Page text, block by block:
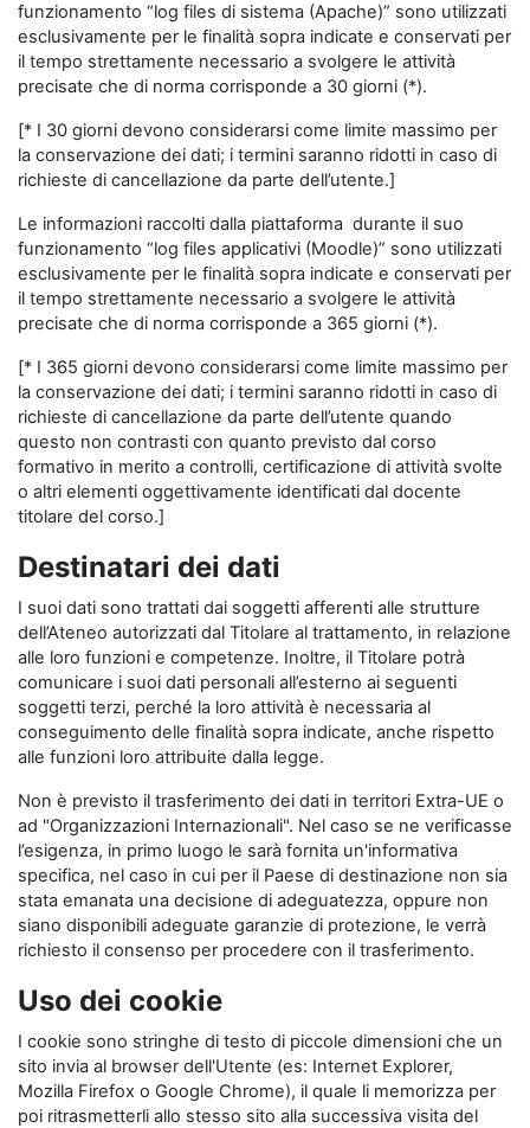
funzionamento “log files di sistema (Apache)” sono utilizzati
esclusivamente per le finalità sopra indicate e conservati per
il tempo strettamente necessario a svolgere le attività
precisate che di norma corrisponde a 30 giorni (*).
[* I 30 giorni devono considerarsi come limite massimo per
la conservazione dei dati; i termini saranno ridotti in caso di
richieste di cancellazione da parte dell’utente.]
Le informazioni raccolti dalla piattaforma durante il suo
funzionamento “log files applicativi (Moodle)” sono utilizzati
esclusivamente per le finalità sopra indicate e conservati per
il tempo strettamente necessario a svolgere le attività
precisate che di norma corrisponde a 365 giorni (*).
[* I 365 giorni devono considerarsi come limite massimo per
la conservazione dei dati; i termini saranno ridotti in caso di
richieste di cancellazione da parte dell’utente quando
questo non contrasti con quanto previsto dal corso
formativo in merito a controlli, certificazione di attività svolte
o altri elementi oggettivamente identificati dal docente
titolare del corso.]
Destinatari dei dati
I suoi dati sono trattati dai soggetti afferenti alle strutture
dell’Ateneo autorizzati dal Titolare al trattamento, in relazione
alle loro funzioni e competenze. Inoltre, il Titolare potrà
comunicare i suoi dati personali all’esterno ai seguenti
soggetti terzi, perché la loro attività è necessaria al
conseguimento delle finalità sopra indicate, anche rispetto
alle funzioni loro attribuite dalla legge.
Non è previsto il trasferimento dei dati in territori Extra-UE o
ad "Organizzazioni Internazionali". Nel caso se ne verificasse
l’esigenza, in primo luogo le sarà fornita un'informativa
specifica, nel caso in cui per il Paese di destinazione non sia
stata emanata una decisione di adeguatezza, oppure non
siano disponibili adeguate garanzie di protezione, le verrà
richiesto il consenso per procedere con il trasferimento.
Uso dei cookie
I cookie sono stringhe di testo di piccole dimensioni che un
sito invia al browser dell'Utente (es: Internet Explorer,
Mozilla Firefox o Google Chrome), il quale li memorizza per
poi ritrasmetterli allo stesso sito alla successiva visita del